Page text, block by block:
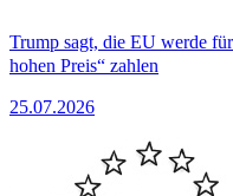
Trump sagt, die EU werde
hohen Preis“ zahlen
25.07.2026